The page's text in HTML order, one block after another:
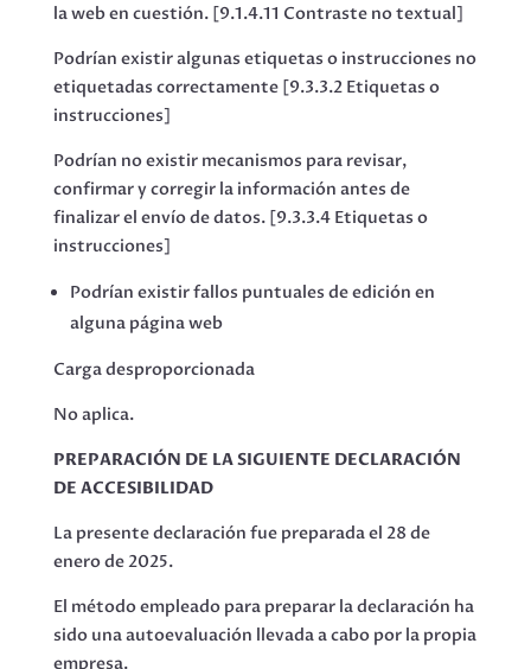
la web en cuestión. [9.1.4.11 Contraste no textual]
Podrían existir algunas etiquetas o instrucciones no
etiquetadas correctamente [9.3.3.2 Etiquetas o
instrucciones]
Podrían no existir mecanismos para revisar,
confirmar y corregir la información antes de
finalizar el envío de datos. [9.3.3.4 Etiquetas o
instrucciones]
Podrían existir fallos puntuales de edición en
alguna página web
Carga desproporcionada
No aplica.
PREPARACIÓN DE LA SIGUIENTE DECLARACIÓN
DE ACCESIBILIDAD
La presente declaración fue preparada el 28 de
enero de 2025.
El método empleado para preparar la declaración ha
sido una autoevaluación llevada a cabo por la propia
empresa.